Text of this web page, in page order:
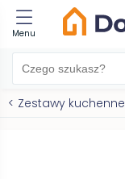
Menu
< Zestawy kuchenne